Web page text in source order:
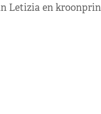
Letizia en